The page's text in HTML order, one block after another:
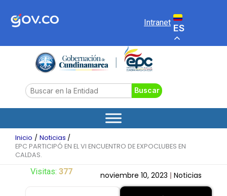
Intranet
ES
Search Buscar
Inicio
Noticias
EPC PARTICIPÓ EN EL VI ENCUENTRO DE EXPOCLUBES EN
CALDAS.
Visitas: 377 noviembre 10, 2023 Noticias